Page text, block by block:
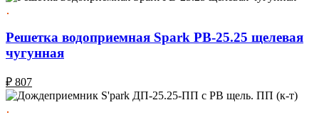
Решетка водоприемная Spark РВ-25.25 щелевая
чугунная
₽ 807